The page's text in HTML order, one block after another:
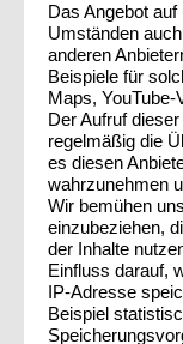
Das Angebot
Umständen
anderen
Beispiele für
Maps,
Der Aufruf
regelmäßig die
es diesen
wahrzunehmen
Wir bemühen
einzubeziehen,
der Inhalte
Einfluss darauf,
IP-Adresse
Beispiel